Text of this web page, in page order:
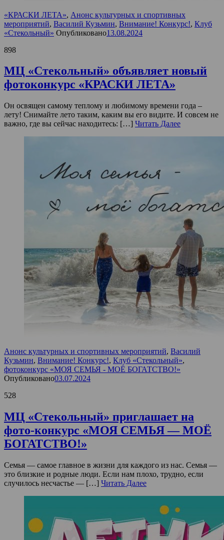
«КРАСКИ ЛЕТА», Анонс культурных и спортивных
мероприятий, Василий Кузьмин, Внимание! Конкурс!, Клуб
«Стекольный» Опубликовано13.08.2024
898
МЦ «Стекольный» объявляет новый
фотоконкурс «КРАСКИ ЛЕТА»
Он освящен самому теплому и любимому времени года –
лету! Снимайте лето таким, каким вы его видите. И совсем не
важно, где вы сейчас находитесь: […] Читать Далее
Анонс культурных и спортивных мероприятий, Василий
Кузьмин, Внимание! Конкурс!, Клуб «Стекольный»,
фотоконкурс «МОЯ СЕМЬЯ - МОЁ БОГАТСТВО!»
Опубликовано03.07.2024
528
МЦ «Стекольный» приглашает на
фото-конкурс «МОЯ СЕМЬЯ — МОЁ
БОГАТСТВО!»
Семья — самое главное в жизни для каждого из нас. Семья —
это близкие и родные люди. Если нам плохо, трудно, если
случилось несчастье — […] Читать Далее